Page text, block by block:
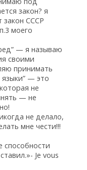
закон? я
закон СССР
моего
— я называю
своими
принимать
языки” — это
не
— не
не делало,
мне чести!!!
способности
Je vous